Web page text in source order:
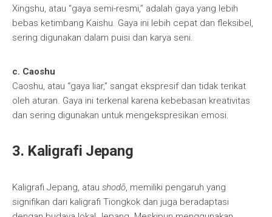
Xingshu, atau “gaya semi-resmi,” adalah gaya yang lebih
bebas ketimbang Kaishu. Gaya ini lebih cepat dan fleksibel,
sering digunakan dalam puisi dan karya seni.
c. Caoshu
Caoshu, atau “gaya liar,” sangat ekspresif dan tidak terikat
oleh aturan. Gaya ini terkenal karena kebebasan kreativitas
dan sering digunakan untuk mengekspresikan emosi.
3. Kaligrafi Jepang
Kaligrafi Jepang, atau shodō, memiliki pengaruh yang
signifikan dari kaligrafi Tiongkok dan juga beradaptasi